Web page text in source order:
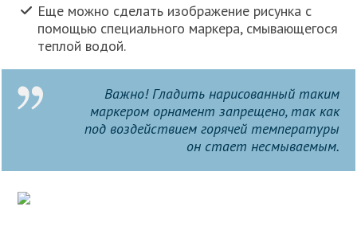
Еще можно сделать изображение рисунка с
помощью специального маркера, смывающегося
теплой водой.
Важно! Гладить нарисованный таким
маркером орнамент запрещено, так как
под воздействием горячей температуры
он стает несмываемым.